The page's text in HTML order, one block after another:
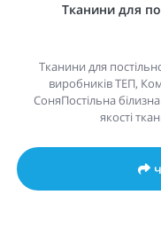
Тканини для
Тканини для
виробників ТЕП,
СоняПостільна
якості